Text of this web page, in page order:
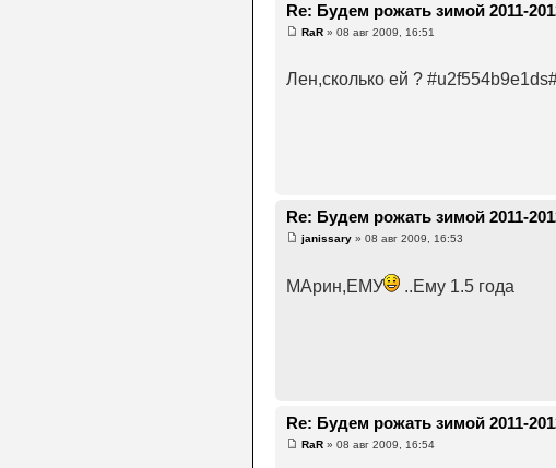
Re: Будем рожать зимой 2011-
RaR » 08 авг 2009, 16:51
Лен,сколько ей ?
Re: Будем рожать зимой 2011-
janissary » 08 авг 2009, 16:53
МАрин,ЕМУ ..Ему 1.5 года
Re: Будем рожать зимой 2011-
RaR » 08 авг 2009, 16:54